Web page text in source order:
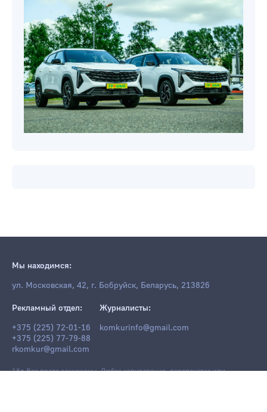
Мы находимся:
ул. Московская, 42, г. Бобруйск, Беларусь, 213826
Рекламный отдел:
+375 (225) 72-01-16
+375 (225) 77-79-88
rkomkur@gmail.com
Журналисты:
komkurinfo@gmail.com
18+ Все права защищены. Любое копирование, перепечатка или